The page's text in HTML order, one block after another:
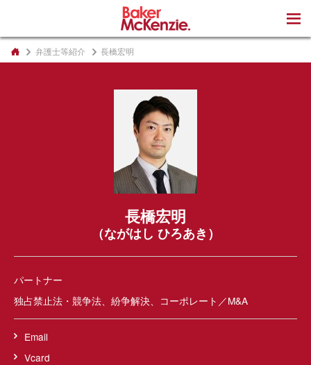
弁護士等紹介 長橋宏明
長橋宏明
（ながはし ひろあき）
パートナー
独占禁止法・競争法、紛争解決、コーポレート／M&A
Email
Vcard